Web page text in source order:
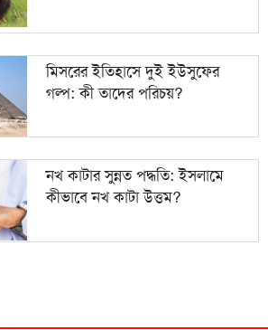
মিসরের ইতিহাসে দুই ইউসুফের
গল্প: কী তাদের পরিচয়?
নখ কাটার সুন্নত পদ্ধতি: ইসলামে
কীভাবে নখ কাটা উত্তম?